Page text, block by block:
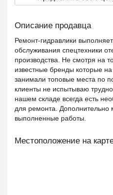
Описание продавца
Ремонт-гидравлики
обслуживания спецтехники
производства. Не смотря на
известные бренды которые
занимали топовые места по
клиенты не испытываю
нашем складе всегда есть
для ремонта. Дополнительно
выполненные работы.
Местоположение на